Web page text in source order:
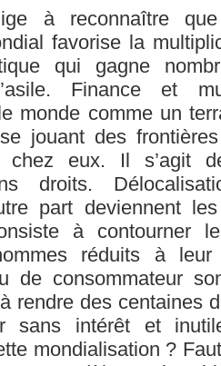
à reconnaître
favorise la
qui gagne
Finance et
monde comme un
jouant des
chez eux. Il s’agit
droits.
part deviennent
à contourner
réduits à
de consommateur
rendre des centaines
sans intérêt et
mondialisation ?